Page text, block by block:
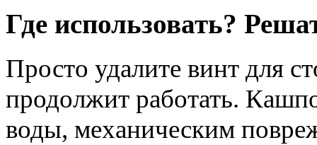
Где использовать?
Просто удалите винт для
продолжит работать.
воды, механическим